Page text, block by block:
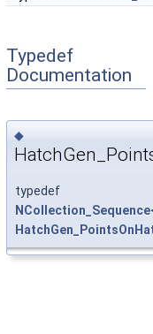
Typedef
Documentation
◆
typedef
NCollection_Sequence